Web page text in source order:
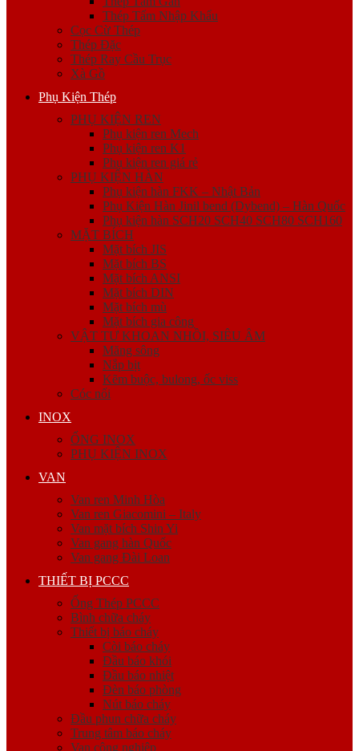
Thép Tấm Nhập Khẩu
Cọc Cừ Thép
Thép Đặc
Thép Ray Cầu Trục
Xà Gồ
Phụ Kiện Thép
PHỤ KIỆN REN
Phụ kiện ren Mech
Phụ kiện ren K1
Phụ kiện ren giá rẻ
PHỤ KIỆN HÀN
Phụ kiện hàn FKK – Nhật Bản
Phụ Kiện Hàn Jinil bend (Dybend) – Hàn Quốc
Phụ kiện hàn SCH20 SCH40 SCH80 SCH160
MẶT BÍCH
Mặt bích JIS
Mặt bích BS
Mặt bích ANSI
Mặt bích DIN
Mặt bích mù
Mặt bích gia công
VẬT TƯ KHOAN NHỒI, SIÊU ÂM
Măng sông
Nắp bịt
Kẽm buộc, bulong, ốc viss
Cóc nối
INOX
ỐNG INOX
PHỤ KIỆN INOX
VAN
Van ren Minh Hòa
Van ren Giacomini – Italy
Van mặt bích Shin Yi
Van gang hàn Quốc
Van gang Đài Loan
THIẾT BỊ PCCC
Ống Thép PCCC
Bình chữa cháy
Thiết bị báo cháy
Còi báo cháy
Đầu báo khói
Đầu báo nhiệt
Đèn báo phòng
Nút báo cháy
Đầu phun chữa cháy
Trung tâm báo cháy
Van công nghiệp